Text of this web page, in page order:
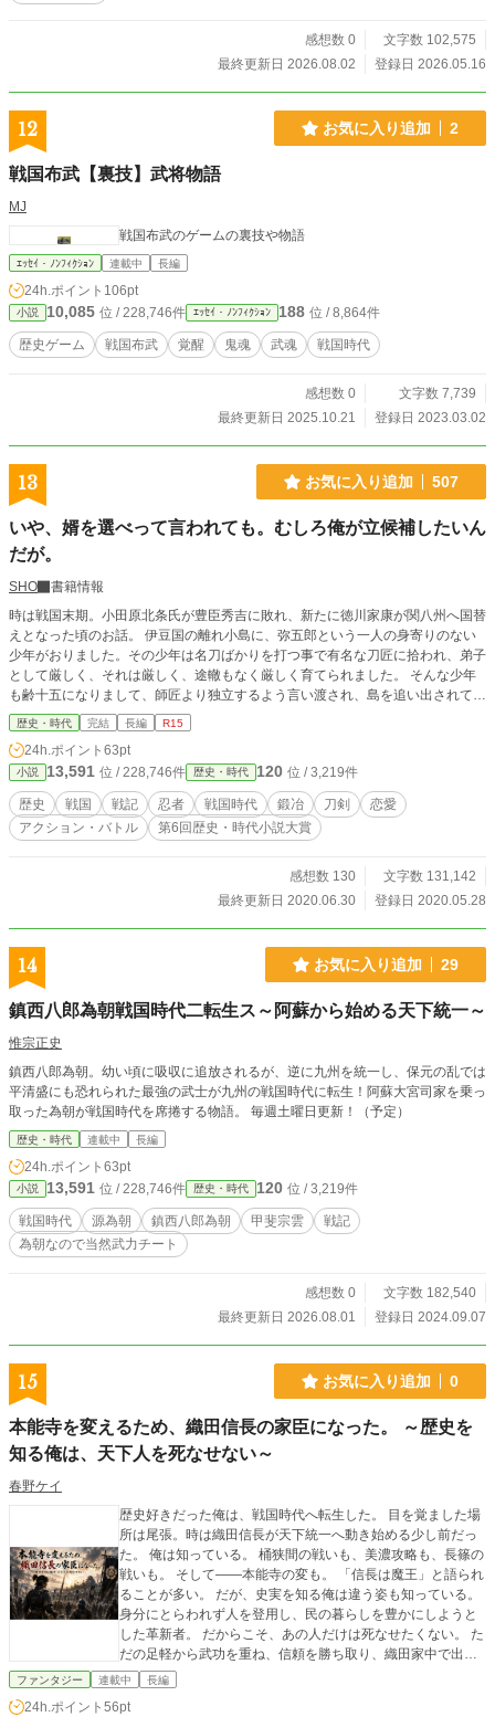
感想数 0
文字数 102,575
最終更新日 2026.08.02
登録日 2026.05.16
12 お気に入り追加 2
戦国布武【裏技】武将物語
MJ
戦国布武のゲームの裏技や物語
ｴｯｾｲ・ﾉﾝﾌｨｸｼｮﾝ 連載中 長編
24h.ポイント 106pt
小説 10,085 位 / 228,746件 ｴｯｾｲ・ﾉﾝﾌｨｸｼｮﾝ 188 位 / 8,864件
歴史ゲーム 戦国布武 覚醒 鬼魂 武魂 戦国時代
感想数 0
文字数 7,739
最終更新日 2025.10.21
登録日 2023.03.02
13 お気に入り追加 507
いや、婿を選べって言われても。むしろ俺が立候補したいん
だが。
SHO
書籍情報
時は戦国末期。小田原北条氏が豊臣秀吉に敗れ、新たに徳川家康が関八州へ国替
えとなった頃のお話。 伊豆国の離れ小島に、弥五郎という一人の身寄りのない
少年がおりました。その少年は名刀ばかりを打つ事で有名な刀匠に拾われ、弟子
として厳しく、それは厳しく、途轍もなく厳しく育てられました。 そんな少年
も齢十五になりまして、師匠より独立するよう言い渡され、島を追い出されてし
まいます。 さて、この先の少年の運命やいかに？ 剣術、そして恋が融合した痛
快エンタメ時代劇、今開幕にございます！ ＊この作品に出てくる人物は、一部
実在した人物やエピソードをモチーフにしていますが、モチーフにしているだけ
で史実とは異なります。空想時代活劇ですから！ ＊この作品はノベルアップ＋
様に掲載中の、「いや、婿を選定しろって言われても。だが断る！」を改題、改
稿を経たものです。
歴史・時代 完結 長編 R15
24h.ポイント 63pt
小説 13,591 位 / 228,746件 歴史・時代 120 位 / 3,219件
歴史 戦国 戦記 忍者 戦国時代 鍛冶 刀剣
恋愛
アクション・バトル
第6回歴史・時代小説大賞
感想数 130
文字数 131,142
最終更新日 2020.06.30
登録日 2020.05.28
14 お気に入り追加 29
鎮西八郎為朝戦国時代二転生ス～阿蘇から始める天下統一～
惟宗正史
鎮西八郎為朝。幼い頃に吸収に追放されるが、逆に九州を統一し、保元の乱では
平清盛にも恐れられた最強の武士が九州の戦国時代に転生！阿蘇大宮司家を乗っ
取った為朝が戦国時代を席捲する物語。 毎週土曜日更新！（予定）
歴史・時代 連載中 長編
24h.ポイント 63pt
小説 13,591 位 / 228,746件 歴史・時代 120 位 / 3,219件
戦国時代 源為朝 鎮西八郎為朝 甲斐宗雲
戦記
為朝なので当然武力チート
感想数 0
文字数 182,540
最終更新日 2026.08.01
登録日 2024.09.07
15 お気に入り追加 0
本能寺を変えるため、織田信長の家臣になった。 ～歴史を
知る俺は、天下人を死なせない～
春野ケイ
歴史好きだった俺は、戦国時代へ転生した。 目を覚ました場
所は尾張。時は織田信長が天下統一へ動き始める少し前だっ
た。 俺は知っている。 桶狭間の戦いも、美濃攻略も、長篠の
戦いも。 そして――本能寺の変も。 「信長は魔王」と語られ
ることが多い。 だが、史実を知る俺は違う姿も知っている。
身分にとらわれず人を登用し、民の暮らしを豊かにしようと
した革新者。 だからこそ、あの人だけは死なせたくない。 た
だの足軽から武功を重ね、信頼を勝ち取り、織田家中で出世
する。 すべては、運命の日――本能寺で織田信長を救うため
ファンタジー 連載中 長編
24h.ポイント 56pt